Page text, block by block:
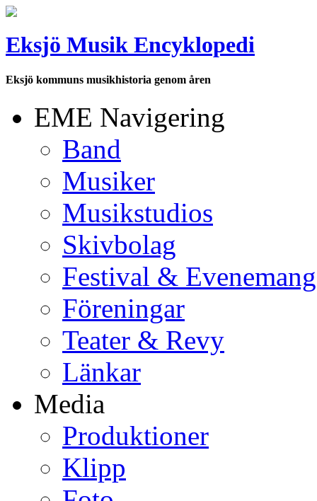
Eksjö Musik Encyklopedi
Eksjö kommuns musikhistoria genom åren
EME Navigering
Band
Musiker
Musikstudios
Skivbolag
Festival & Evenemang
Föreningar
Teater & Revy
Länkar
Media
Produktioner
Klipp